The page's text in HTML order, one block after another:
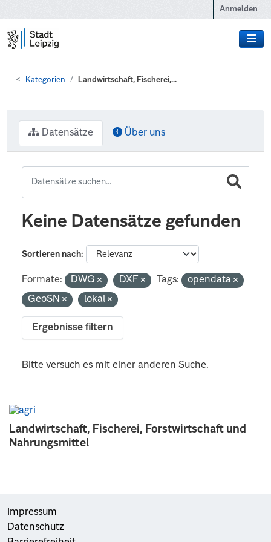
Anmelden
Kategorien Landwirtschaft, Fischerei,...
Landwirtschaft, Fischerei, Forstwirtschaft und
Nahrungsmittel
Datensätze Über uns
Keine Datensätze gefunden
Sortieren nach
Formate: DWG DXF Tags:
opendata
GeoSN
lokal
Ergebnisse filtern
Bitte versuch es mit einer anderen Suche.
Impressum
Datenschutz